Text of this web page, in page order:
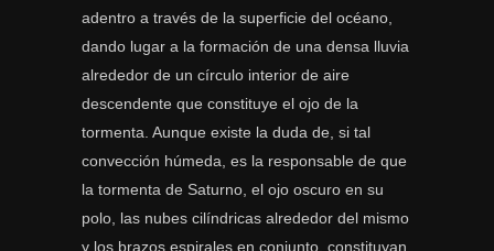
adentro a través de la superficie del océano,
dando lugar a la formación de una densa lluvia
alrededor de un círculo interior de aire
descendente que constituye el ojo de la
tormenta. Aunque existe la duda de, si tal
convección húmeda, es la responsable de que
la tormenta de Saturno, el ojo oscuro en su
polo, las nubes cilíndricas alrededor del mismo
y los brazos espirales en conjunto, constituyan